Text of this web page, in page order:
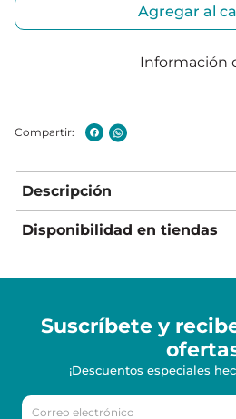
Agregar al
Información
Descripción
Disponibilidad en tiendas
Suscríbete y
¡Descuentos especiales